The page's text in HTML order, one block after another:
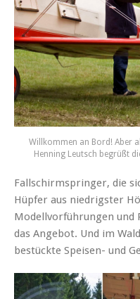
Willkommen an Bord! Aber
Henning Leutsch begrüßt
Fallschirmspringer, die
Hüpfer aus niedrigster
Modellvorführungen und
das Angebot. Und im
bestückte Speisen- und